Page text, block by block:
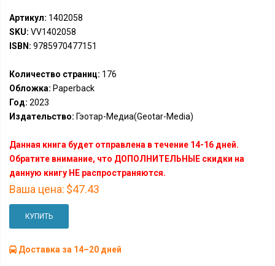
Артикул: 1402058
SKU: VV1402058
ISBN: 9785970477151
Количество страниц: 176
Обложка: Paperback
Год: 2023
Издательство: Гэотар-Медиа(Geotar-Media)
Данная книга будет отправлена в течение 14-16 дней.
Обратите внимание, что ДОПОЛНИТЕЛЬНЫЕ скидки на
данную книгу НЕ распространяются.
Ваша цена: $47.43
КУПИТЬ
Доставка за 14–20 дней